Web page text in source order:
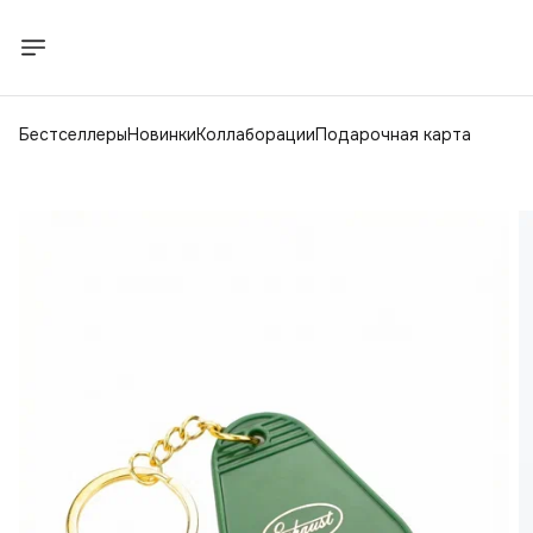
БестселлерыНовинкиКоллаборацииПодарочная карта